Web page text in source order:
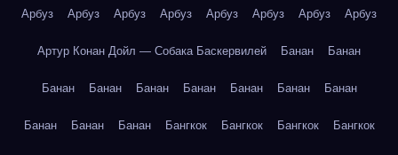
Арбуз Арбуз Арбуз Арбуз Арбуз Арбуз Арбуз Арбуз
Артур Конан Дойл — Собака Баскервилей Банан Банан
Банан Банан Банан Банан Банан Банан Банан
Банан Банан Банан Бангкок Бангкок Бангкок Бангкок